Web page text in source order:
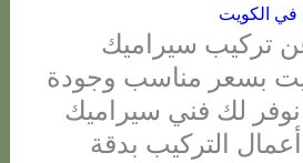
الكويت
تركيب سيراميك
بسعر مناسب وجودة
لك فني سيراميك
التركيب بدقة